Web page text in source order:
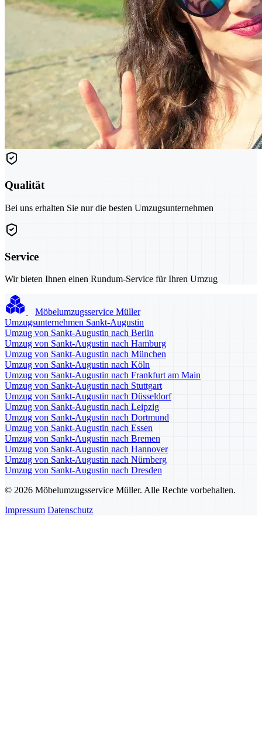
Qualität
Bei uns erhalten Sie nur die besten Umzugsunternehmen
Service
Wir bieten Ihnen einen Rundum-Service für Ihren Umzug
Möbelumzugsservice Müller
Umzugsunternehmen Sankt-Augustin
Umzug von Sankt-Augustin nach Berlin
Umzug von Sankt-Augustin nach Hamburg
Umzug von Sankt-Augustin nach München
Umzug von Sankt-Augustin nach Köln
Umzug von Sankt-Augustin nach Frankfurt am Main
Umzug von Sankt-Augustin nach Stuttgart
Umzug von Sankt-Augustin nach Düsseldorf
Umzug von Sankt-Augustin nach Leipzig
Umzug von Sankt-Augustin nach Dortmund
Umzug von Sankt-Augustin nach Essen
Umzug von Sankt-Augustin nach Bremen
Umzug von Sankt-Augustin nach Hannover
Umzug von Sankt-Augustin nach Nürnberg
Umzug von Sankt-Augustin nach Dresden
© 2026 Möbelumzugsservice Müller. Alle Rechte vorbehalten.
Impressum Datenschutz